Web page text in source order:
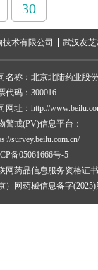
30
术有限公司 武汉友
名称：北京北陆药业股
代码：300016
网址：http://
警戒(PV)信息平台：
survey.beilu.com.cn/
备05061666号-5
网药品信息服务资格证
京）网药械信息备字